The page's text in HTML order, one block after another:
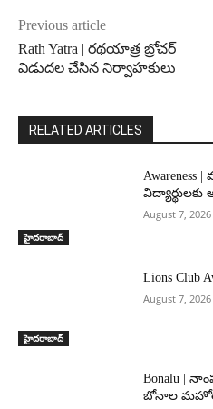
Previous article
Rath Yatra | రథయాత్ర బ్రోచర్
విడుదల చేసిన నిర్వాహకులు
RELATED ARTICLES
హైదరాబాద్‌
August 7, 2026
హైదరాబాద్‌
Lions Club
August 7, 2026
Bonalu |
బోనాల